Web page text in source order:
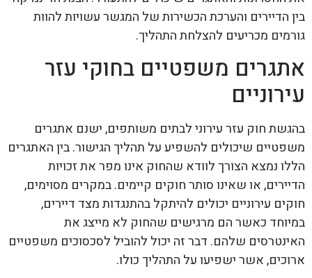
בין הדיירים והערכת הכשירות של המגשר עשויות להוות
גורמים מכריעים להצלחת התהליך.
אתגרים משפטיים בחוקי עזר
עירוניים
בהגשת חוק עזר עירוני לבתים משותפים, ישנם אתגרים
משפטיים שיכולים להשפיע על תהליך הגישור. בין האתגרים
הללו נמצא הצורך לוודא שהחוק אינו מפר את זכויות
הדיירים, או שאינו סותר חוקים קיימים. במקרים מסוימים,
חוקים עירוניים יכולים להיתקל בהתנגדות מצד דיירים,
במיוחד כאשר הם מרגישים שהחוק לא מייצג את
האינטרסים שלהם. דבר זה יכול להוביל לסכסוכים משפטיים
ארוכים, אשר ישפיעו על התהליך כולו.